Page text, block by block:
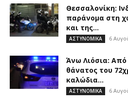
Θεσσαλονίκη:
παράνομα στη
και της...
ΑΣΤΥΝΟΜΙΚΑ 6
Άνω Λιόσια:
θάνατος του
καλώδια...
ΑΣΤΥΝΟΜΙΚΑ 6